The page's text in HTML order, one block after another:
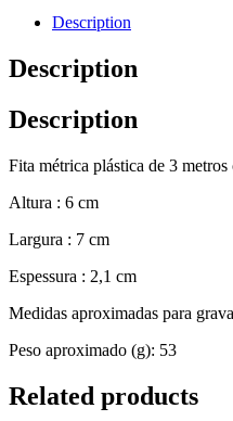
Description
Description
Description
Fita métrica plástica de 3
Altura : 6 cm
Largura : 7 cm
Espessura : 2,1 cm
Medidas aproximadas para
Peso aproximado (g): 53
Related products